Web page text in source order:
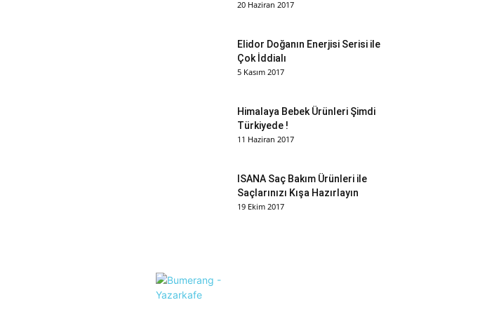
20 Haziran 2017
Elidor Doğanın Enerjisi Serisi ile
Çok İddialı
5 Kasım 2017
Himalaya Bebek Ürünleri Şimdi
Türkiyede !
11 Haziran 2017
ISANA Saç Bakım Ürünleri ile
Saçlarınızı Kışa Hazırlayın
19 Ekim 2017